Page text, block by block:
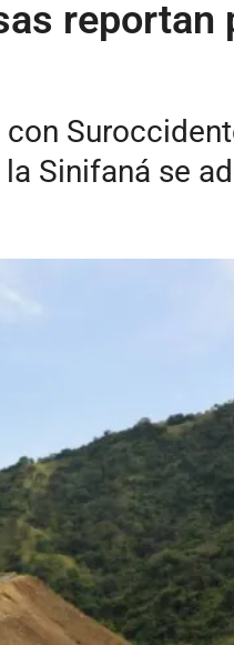
reportan
Sinifaná se